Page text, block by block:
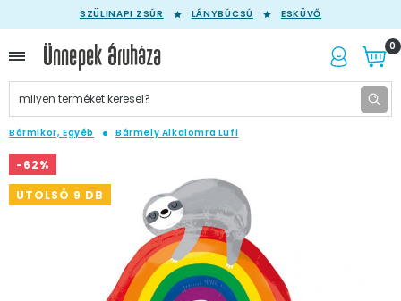
SZÜLINAPI ZSÚR LÁNYBÚCSÚ ESKÜVŐ
0
Bármikor, Egyéb Bármely Alkalomra Lufi
-62%
UTOLSÓ 9 DB